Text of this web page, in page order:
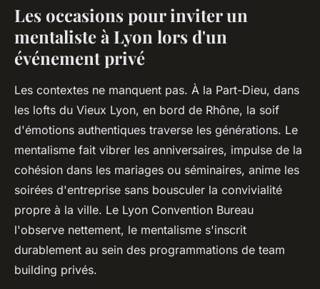
Les occasions pour inviter un
mentaliste à Lyon lors d'un
événement privé
Les contextes ne manquent pas. À la Part-Dieu, dans
les lofts du Vieux Lyon, en bord de Rhône, la soif
d'émotions authentiques traverse les générations. Le
mentalisme fait vibrer les anniversaires, impulse de la
cohésion dans les mariages ou séminaires, anime les
soirées d'entreprise sans bousculer la convivialité
propre à la ville. Le Lyon Convention Bureau
l'observe nettement, le mentalisme s'inscrit
durablement au sein des programmations de team
building privés.